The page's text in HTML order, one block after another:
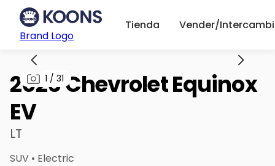
Brand Logo
Tienda Vender/
1 / 31
2026 Chevrolet Equinox
EV
LT
SUV • Electric